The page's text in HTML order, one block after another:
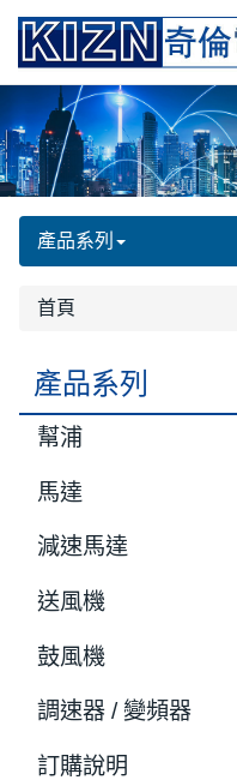
產品系列
首頁
產品系列
幫浦
馬達
減速馬達
送風機
鼓風機
調速器 / 變頻器
訂購說明